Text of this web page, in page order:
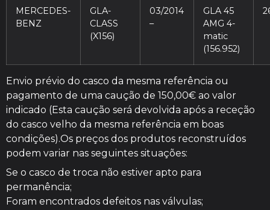
MERCEDES-
BENZ
GLA-
CLASS
(X156)
03/2014
–
GLA 45
AMG 4-
matic
(156.952)
Envio prévio do casco da mesma referência ou
pagamento de uma caução de 150,00€ ao valor
indicado (Esta caução será devolvida após a receção
do casco velho da mesma referência em boas
condições).Os preços dos produtos reconstruídos
podem variar nas seguintes situações:
Se o casco de troca não estiver apto para
permanência;
Foram encontrados defeitos nas válvulas;